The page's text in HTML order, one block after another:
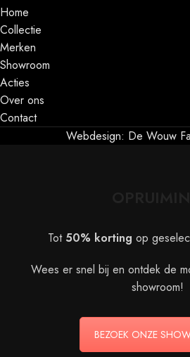
Home
Collectie
Merken
Showroom
Acties
Over ons
Contact
Webdesign: De Wouw
Tot 50% korting op
Wees er snel bij en ontdek de
showroom!
BEZOEK ONZE